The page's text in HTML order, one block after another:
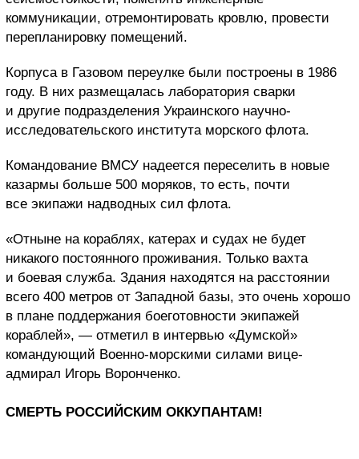
коммуникации, отремонтировать кровлю, провести
перепланировку помещений.
Корпуса в Газовом переулке были построены в 1986
году. В них размещалась лаборатория сварки
и другие подразделения Украинского научно-
исследовательского института морского флота.
Командование ВМСУ надеется переселить в новые
казармы больше 500 моряков, то есть, почти
все экипажи надводных сил флота.
«Отныне на кораблях, катерах и судах не будет
никакого постоянного проживания. Только вахта
и боевая служба. Здания находятся на расстоянии
всего 400 метров от Западной базы, это очень хорошо
в плане поддержания боеготовности экипажей
кораблей», — отметил в интервью «Думской»
командующий Военно-морскими силами вице-
адмирал Игорь Воронченко.
СМЕРТЬ РОССИЙСКИМ ОККУПАНТАМ!